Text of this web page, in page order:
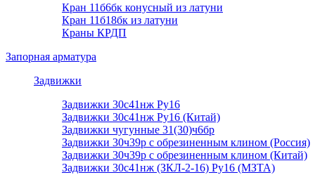
Кран 11б6бк конусный из латуни
Кран 11б18бк из латуни
Краны КРДП
Запорная арматура
Задвижки
Задвижки 30с41нж Ру16
Задвижки 30с41нж Ру16 (Китай)
Задвижки чугунные 31(30)ч6бр
Задвижки 30ч39р с обрезиненным клином (Россия)
Задвижки 30ч39р с обрезиненным клином (Китай)
Задвижки 30с41нж (ЗКЛ-2-16) Ру16 (МЗТА)